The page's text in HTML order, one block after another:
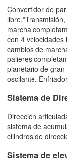
Convertidor de
marcha
con 4 velocidades
cambios de
palieres
planetario de gran
oscilante.
Sistema de
Dirección
sistema de
cilindros de
Sistema de